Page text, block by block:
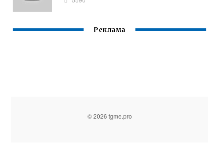
Реклама
© 2026 tgme.pro